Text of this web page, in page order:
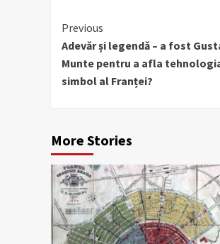
Continue
Reading
Previous
Adevăr și legendă – a fost
Munte pentru a afla
simbol al Franței?
More Stories